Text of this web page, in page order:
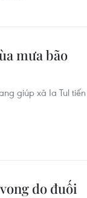
mưa bão
giúp xã Ia Tul tiến
do đuối